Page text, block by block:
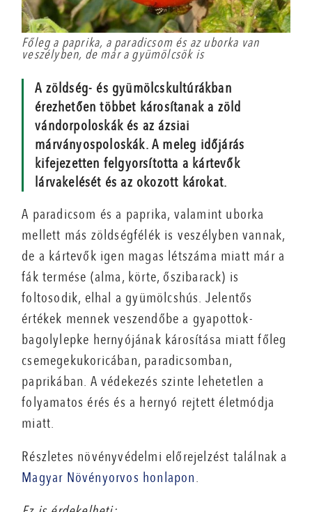
Főleg a paprika, a paradicsom és az uborka van
veszélyben, de már a gyümölcsök is
A zöldség- és gyümölcskultúrákban
érezhetően többet károsítanak a zöld
vándorpoloskák és az ázsiai
márványospoloskák. A meleg időjárás
kifejezetten felgyorsította a kártevők
lárvakelését és az okozott károkat.
A paradicsom és a paprika, valamint uborka
mellett más zöldségfélék is veszélyben vannak,
de a kártevők igen magas létszáma miatt már a
fák termése (alma, körte, őszibarack) is
foltosodik, elhal a gyümölcshús. Jelentős
értékek mennek veszendőbe a gyapottok-
bagolylepke hernyójának károsítása miatt főleg
csemegekukoricában, paradicsomban,
paprikában. A védekezés szinte lehetetlen a
folyamatos érés és a hernyó rejtett életmódja
miatt.
Részletes növényvédelmi előrejelzést találnak a
Magyar Növényorvos honlapon.